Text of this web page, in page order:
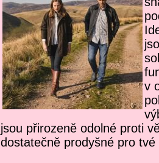
v
jsou přirozeně odolné proti
dostatečně prodyšné pro